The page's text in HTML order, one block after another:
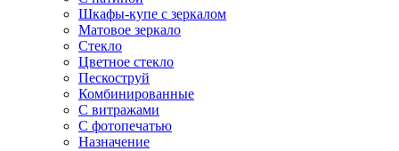
Шкафы-купе с зеркалом
Матовое зеркало
Стекло
Цветное стекло
Пескоструй
Комбинированные
С витражами
С фотопечатью
Назначение